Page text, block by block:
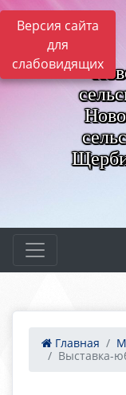
Версия сайта
для
слабовидящих
Главная
Выставка-